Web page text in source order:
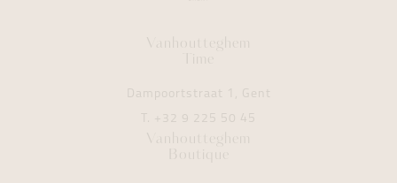
Vanhoutteghem
Time
Dampoortstraat 1, Gent
T. +32 9 225 50 45
Vanhoutteghem
Boutique